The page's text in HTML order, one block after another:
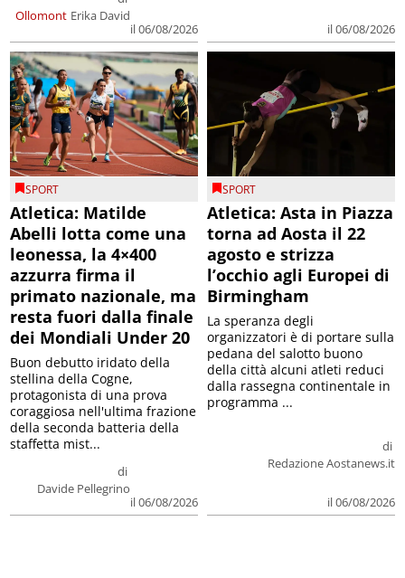
Ollomont Erika David
il 06/08/2026
il 06/08/2026
SPORT
Atletica: Matilde
Abelli lotta come una
leonessa, la 4×400
azzurra firma il
primato nazionale, ma
resta fuori dalla finale
dei Mondiali Under 20
di
Davide Pellegrino
il 06/08/2026
Buon debutto iridato della
stellina della Cogne,
protagonista di una prova
coraggiosa nell'ultima frazione
della seconda batteria della
staffetta mist...
SPORT
Atletica: Asta in Piazza
torna ad Aosta il 22
agosto e strizza
l’occhio agli Europei di
Birmingham
di
Redazione Aostanews.it
il 06/08/2026
La speranza degli
organizzatori è di portare sulla
pedana del salotto buono
della città alcuni atleti reduci
dalla rassegna continentale in
programma ...